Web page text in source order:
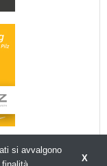
X
si avvalgono